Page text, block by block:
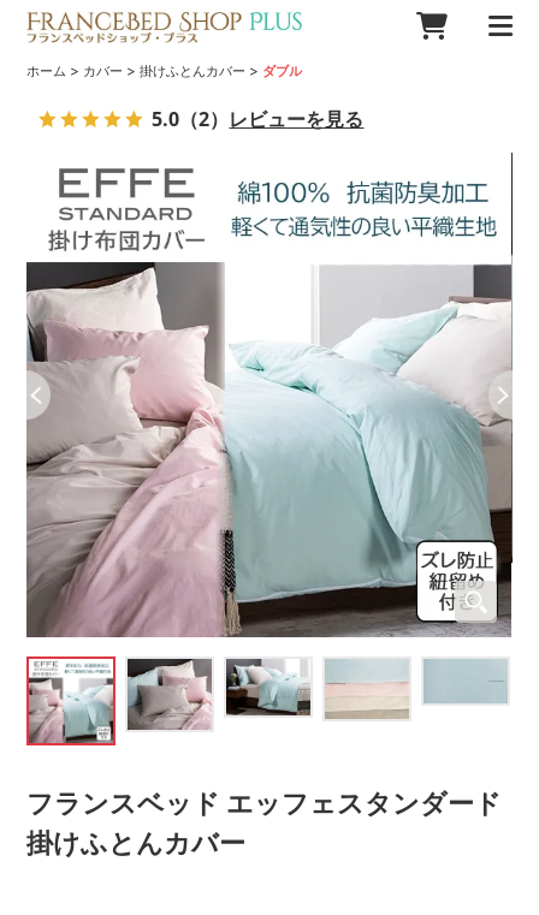
ホーム > カバー >掛けふとんカバー > ダブル
フランスベッド エッフェスタンダード
掛けふとんカバー
5.0 （2） レビューを見る